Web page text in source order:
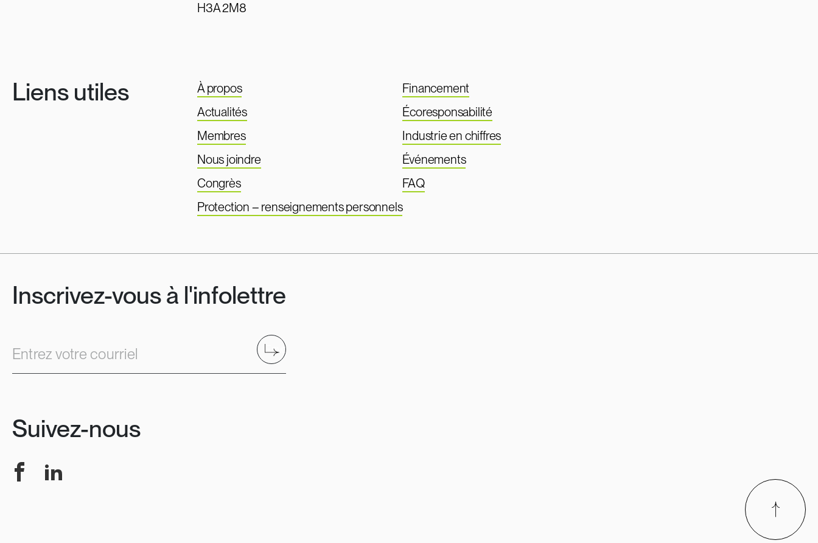
H3A 2M8
Liens utiles
À propos
Actualités
Membres
Nous joindre
Congrès
Protection – renseignements personnels
Financement
Écoresponsabilité
Industrie en chiffres
Événements
FAQ
Inscrivez-vous à l'infolettre
Entrez votre courriel Envoyer
Suivez-nous
FacebookLinkedIn